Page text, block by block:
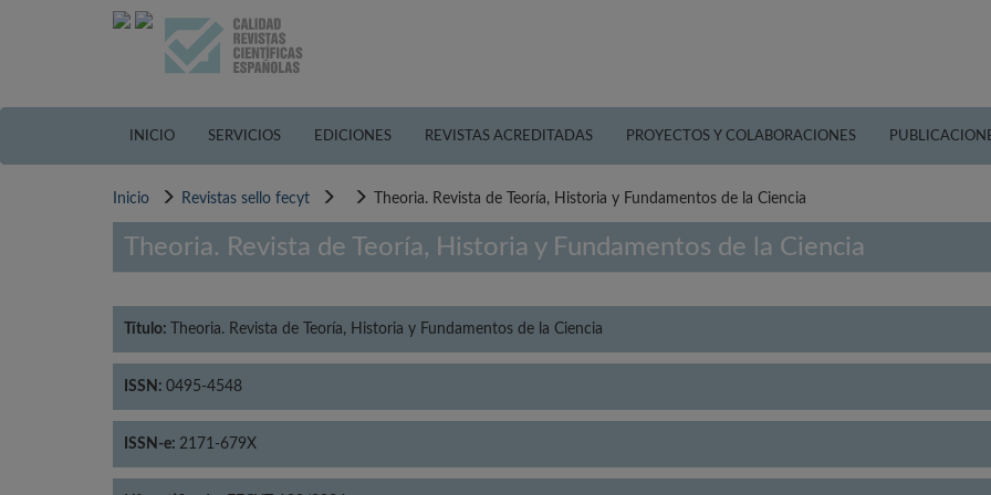
INICIO SERVICIOS EDICIONES REVISTAS ACREDITADAS PROYECTOS Y COLABORACIONES
Inicio Revistas sello fecyt Theoria. Revista de Teoría, Historia y Fundamentos de la Ciencia
Theoria. Revista de Teoría, Historia y Fundamentos de la Ciencia
Título: Theoria. Revista de Teoría, Historia y Fundamentos de la Ciencia
ISSN: 0495-4548
ISSN-e: 2171-679X